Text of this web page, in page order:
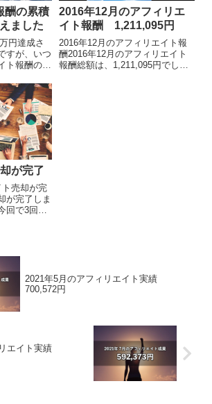
酬の累積
ました
円達成さ
すが、いつ
ト報酬の総
在）。アフ
して10ヶ
2016年12月のアフィリエ
イト報酬 1,211,095円
2016年12月のアフィリエイト報
酬2016年12月のアフィリエイト
報酬総額は、1,211,095円でし
が完了
ト売却が完
が完了しま
回で3回目
2021年5月のアフィリエイト実績
700,572円
エイト実績